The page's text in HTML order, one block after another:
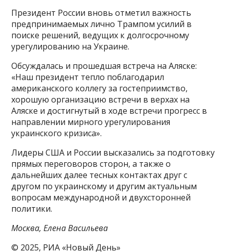
Президент России вновь отметил важность
предпринимаемых лично Трампом усилий в
поиске решений, ведущих к долгосрочному
урегулированию на Украине.
Обсуждалась и прошедшая встреча на Аляске:
«Наш президент тепло поблагодарил
американского коллегу за гостеприимство,
хорошую организацию встречи в верхах на
Аляске и достигнутый в ходе встречи прогресс в
направлении мирного урегулирования
украинского кризиса».
Лидеры США и России высказались за подготовку
прямых переговоров сторон, а также о
дальнейших далее тесных контактах друг с
другом по украинскому и другим актуальным
вопросам международной и двухсторонней
политики.
Москва, Елена Васильева
© 2025, РИА «Новый День»